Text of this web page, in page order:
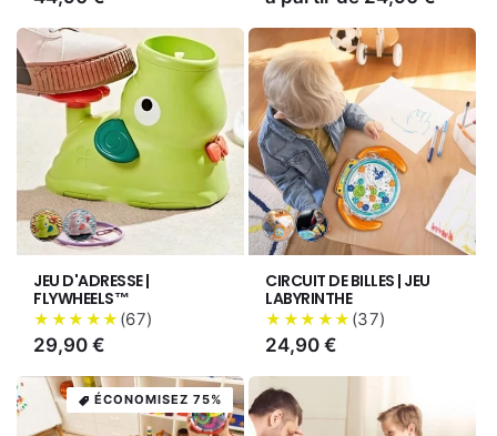
Variante
épuisée
indisponible
Variante
épuisée
indisponible
JEU D'ADRESSE |
FLYWHEELS™
★★★★★ (67)
Prix
29,90 €
Variante
épuisée
indisponible
Variante
épuisée
indisponible
CIRCUIT DE BILLES | JEU
LABYRINTHE
★★★★★ (37)
Prix
24,90 €
ÉCONOMISEZ 75%